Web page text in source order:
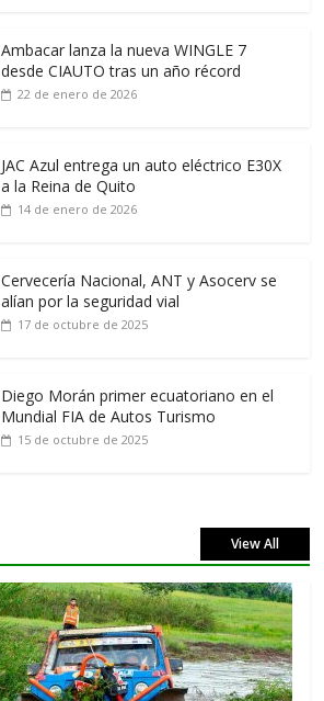
Ambacar lanza la nueva WINGLE 7
desde CIAUTO tras un año récord
22 de enero de 2026
JAC Azul entrega un auto eléctrico E30X
a la Reina de Quito
14 de enero de 2026
Cervecería Nacional, ANT y Asocerv se
alían por la seguridad vial
17 de octubre de 2025
Diego Morán primer ecuatoriano en el
Mundial FIA de Autos Turismo
15 de octubre de 2025
View All